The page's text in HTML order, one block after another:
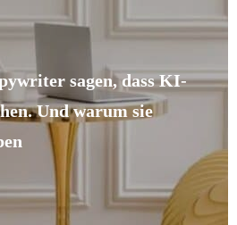
sagen, dass KI-
Und warum sie